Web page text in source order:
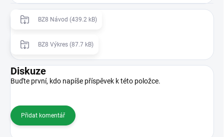
BZ8 Návod (439.2 kB)
BZ8 Výkres (87.7 kB)
Diskuze
Buďte první, kdo napíše příspěvek k této položce.
Přidat komentář